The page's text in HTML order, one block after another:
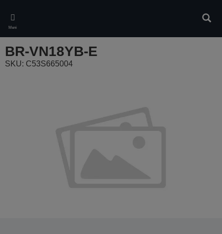
main
content
Meni
BR-VN18YB-E
SKU: C53S665004